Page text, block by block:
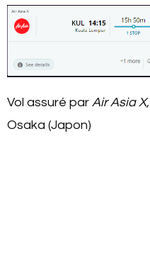
Vol assuré par Air Asia X,
Osaka (Japon)